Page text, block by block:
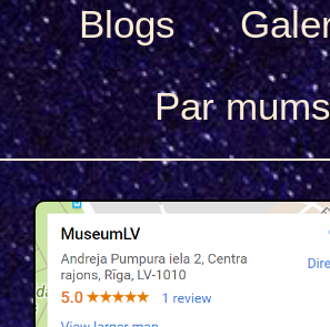
Blogs
Par mums